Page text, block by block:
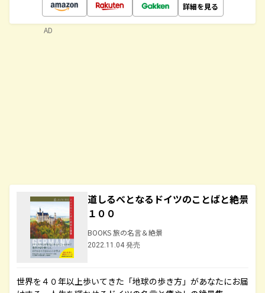
詳細を見る
道しるべとなるドイツのことばと絶景
１００
BOOKS 旅の名言＆絶景
2022.11.04 発売
世界を４０年以上歩いてきた「地球の歩き方」があなたにお届
AD